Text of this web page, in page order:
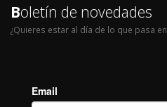
Boletín de novedades
¿Quieres estar al día de lo que pasa en